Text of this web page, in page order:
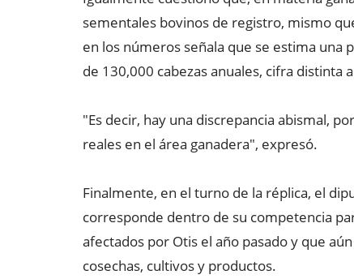
sementales bovinos de registro, mismo
en los números señala que se estima una
de 130,000 cabezas anuales, cifra distinta
"Es decir, hay una discrepancia abismal,
reales en el área ganadera", expresó.
Finalmente, en el turno de la réplica, el
corresponde dentro de su competencia
afectados por Otis el año pasado y que
cosechas, cultivos y productos.